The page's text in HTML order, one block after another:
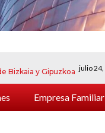
y Gipuzkoa julio 24, 2026
Empresa Familiar